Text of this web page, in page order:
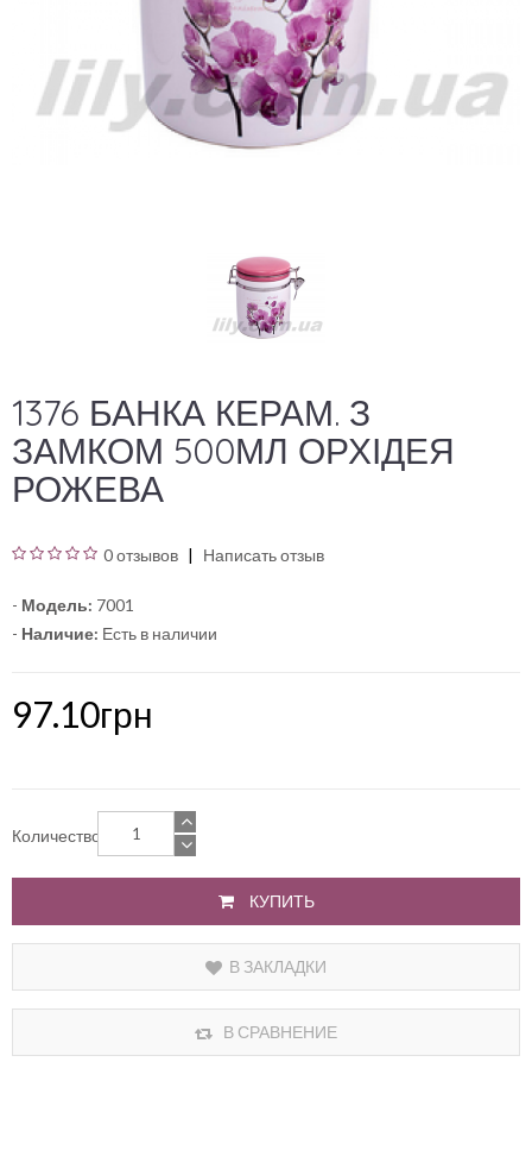
1376 БАНКА КЕРАМ. З
ЗАМКОМ 500МЛ ОРХІДЕЯ
РОЖЕВА
0 отзывов Написать отзыв
- Модель: 7001
- Наличие: Есть в наличии
97.10грн
Количество
КУПИТЬ
В ЗАКЛАДКИ
В СРАВНЕНИЕ